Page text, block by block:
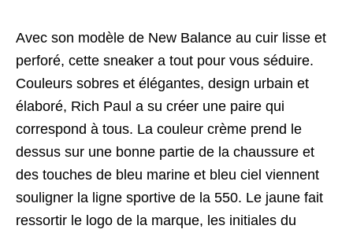
Avec son modèle de New Balance au cuir lisse et
perforé, cette sneaker a tout pour vous séduire.
Couleurs sobres et élégantes, design urbain et
élaboré, Rich Paul a su créer une paire qui
correspond à tous. La couleur crème prend le
dessus sur une bonne partie de la chaussure et
des touches de bleu marine et bleu ciel viennent
souligner la ligne sportive de la 550. Le jaune fait
ressortir le logo de la marque, les initiales du